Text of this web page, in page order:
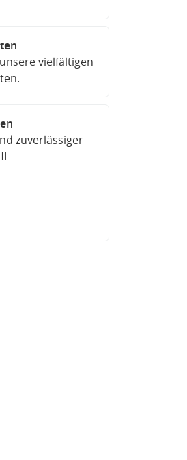
vielfältigen
zuverlässiger